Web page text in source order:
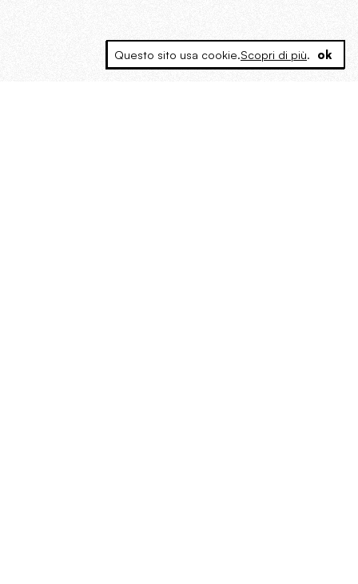
Questo sito usa cookie.Scopri di più. ok